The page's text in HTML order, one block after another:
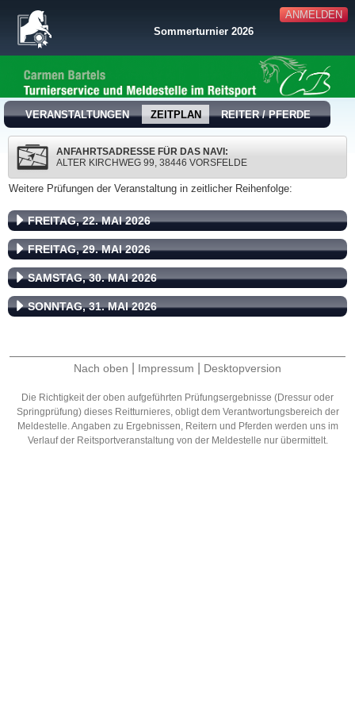
ANMELDEN
Sommerturnier 2026
VERANSTALTUNGEN ZEITPLAN REITER / PFERDE
ANFAHRTSADRESSE FÜR DAS NAVI:
ALTER KIRCHWEG 99, 38446 VORSFELDE
Weitere Prüfungen der Veranstaltung in zeitlicher Reihenfolge:
FREITAG, 22. MAI 2026
FREITAG, 29. MAI 2026
SAMSTAG, 30. MAI 2026
SONNTAG, 31. MAI 2026
Nach oben Impressum Desktopversion
Die Richtigkeit der oben aufgeführten Prüfungsergebnisse (Dressur oder
Springprüfung) dieses Reitturnieres, obligt dem Verantwortungsbereich der
Meldestelle. Angaben zu Ergebnissen, Reitern und Pferden werden uns im
Verlauf der Reitsportveranstaltung von der Meldestelle nur übermittelt.